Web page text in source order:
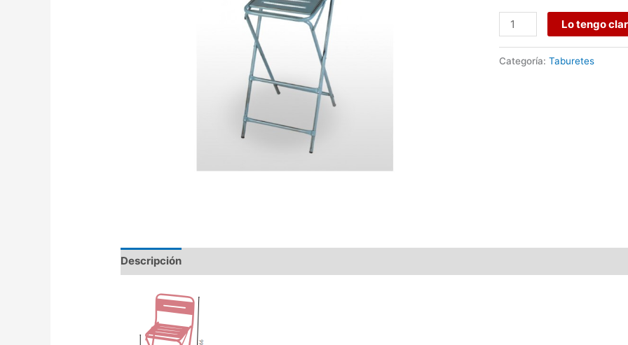
Lo tengo
Categoría: Taburetes
Descripción